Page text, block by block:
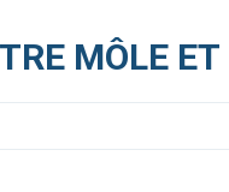
MÔLE ET